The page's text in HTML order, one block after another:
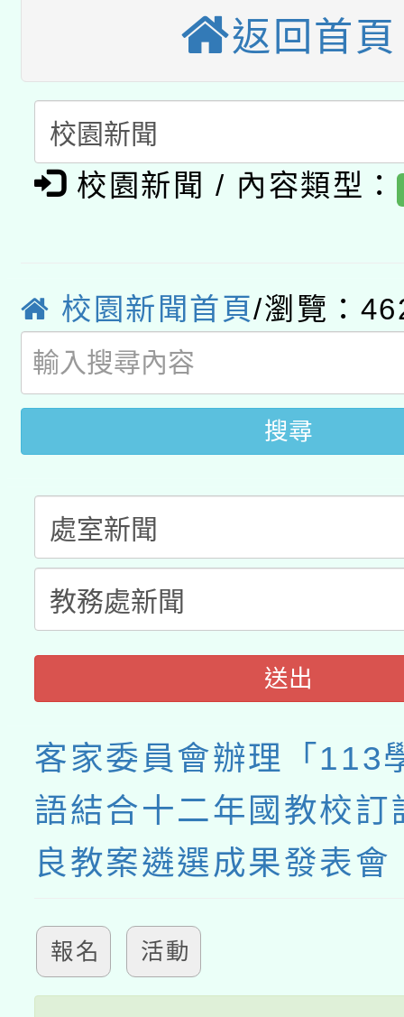
次招考甄選結果公告(
有關原住民族委員會
一案。
兒童少年暑期犯罪預防
答一案
有關本府115年70歲以
人員健康講座「吃得安
心」，鼓勵退休同仁踴
本校115學年度第2次
招甄選結果公告(無人
適應運動共學行動站研
暨閱讀推動專業研習
科技賦能─人工智慧
礎課程
A3數位素養講師名單
返回首頁
校園新聞 / 內容類型：
校園新聞首頁/瀏覽：
搜尋
送出
客家委員會辦理「113
語結合十二年國教校訂
良教案遴選成果發表會
報名 活動